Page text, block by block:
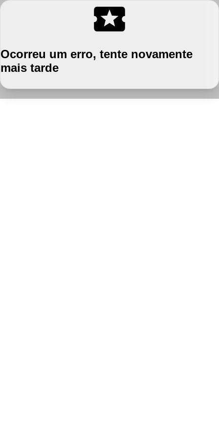
Ocorreu um erro, tente novamente
mais tarde